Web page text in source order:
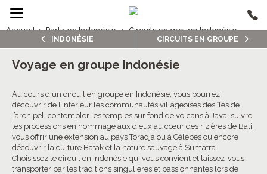
Accueil› Partir en Indonésie› Circuits en groupe Indonésie
2/5
Circuits en groupe Indonésie
Voyage en groupe Indonésie
Au cours d'un circuit en groupe en Indonésie, vous pourrez
découvrir de l’intérieur les communautés villageoises des îles de
l’archipel, contempler les temples sur fond de volcans à Java, suivre
les processions en hommage aux dieux au cœur des rizières de Bali,
vous offrir une extension au pays Toradja ou à Célèbes ou encore
découvrir la culture Batak et la nature sauvage à Sumatra.
Choisissez le circuit en Indonésie qui vous convient et laissez-vous
transporter par les traditions singulières et passionnantes lors de
INDONÉSIE CIRCUITS EN GROUPE